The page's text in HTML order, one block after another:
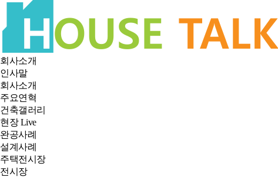
회사소개
인사말
회사소개
주요연혁
건축갤러리
현장 Live
완공사례
설계사례
주택전시장
전시장